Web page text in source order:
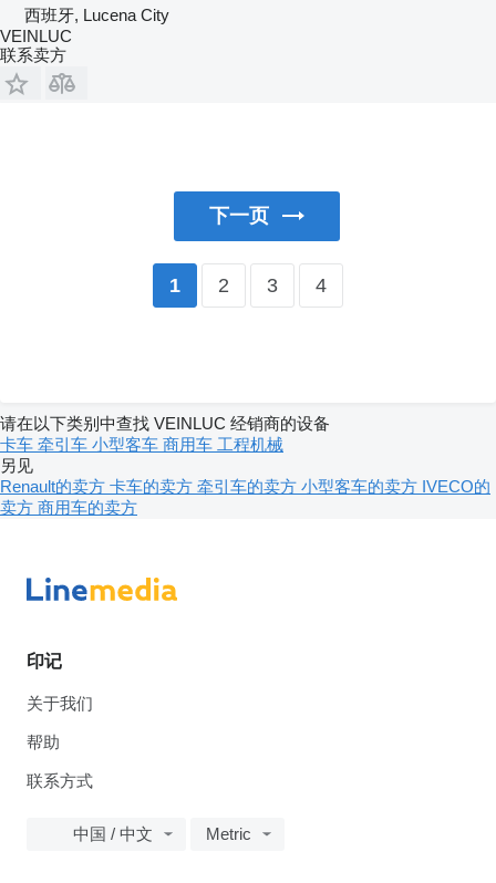
西班牙, Lucena City
VEINLUC
联系卖方
下一页
1 2 3 4
请在以下类别中查找 VEINLUC 经销商的设备
卡车 牵引车 小型客车 商用车 工程机械
另见
Renault的卖方 卡车的卖方 牵引车的卖方 小型客车的卖方 IVECO的
卖方 商用车的卖方
印记
关于我们
帮助
联系方式
中国 / 中文 Metric